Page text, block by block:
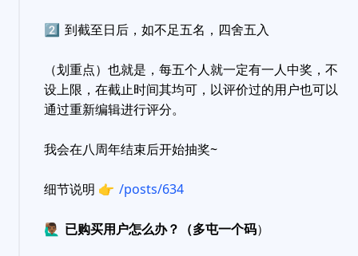
2️⃣ 到截至日后，如不足五名，四舍五入
（划重点）也就是，每五个人就一定有一人中奖，不
设上限，在截止时间其均可，以评价过的用户也可以
通过重新编辑进行评分。
我会在八周年结束后开始抽奖~
细节说明 👉 /posts/634
🙋🏾‍♂️ 已购买用户怎么办？（多屯一个码）